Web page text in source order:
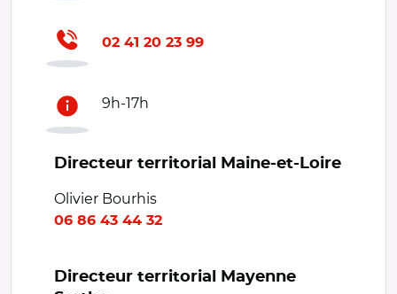
02 41 20 23 99
9h-17h
Directeur territorial Maine-et-Loire
Olivier Bourhis
06 86 43 44 32
Directeur territorial Mayenne